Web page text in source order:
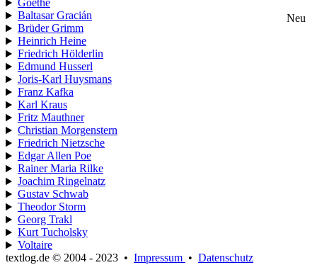
Goethe
Baltasar Gracián
Neu
Brüder Grimm
Heinrich Heine
Friedrich Hölderlin
Edmund Husserl
Joris-Karl Huysmans
Franz Kafka
Karl Kraus
Fritz Mauthner
Christian Morgenstern
Friedrich Nietzsche
Edgar Allen Poe
Rainer Maria Rilke
Joachim Ringelnatz
Gustav Schwab
Theodor Storm
Georg Trakl
Kurt Tucholsky
Voltaire
textlog.de © 2004 - 2023 • Impressum • Datenschutz